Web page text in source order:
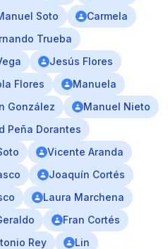
Soto
Carmela
Trueba
Jesús Flores
Flores
Manuela
González
Manuel Nieto
Peña Dorantes
Vicente Aranda
Joaquín Cortés
Laura Marchena
Fran Cortés
Rey
Lin